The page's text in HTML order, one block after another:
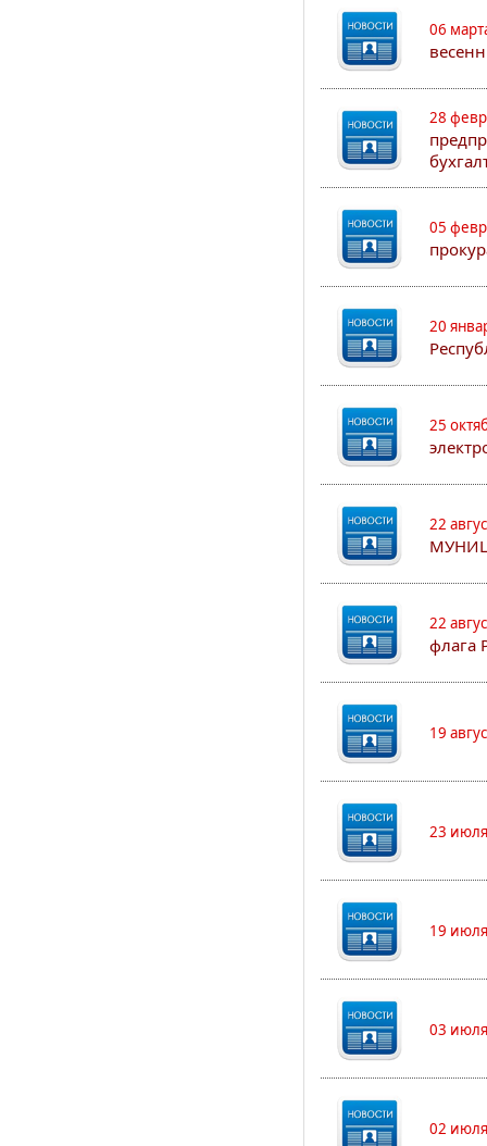
06
28
05
20
25
22
22
флага
19
23
19
03
02